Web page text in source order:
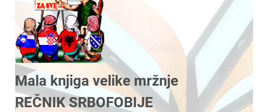
Mala knjiga velike mržnje
REČNIK SRBOFOBIJE